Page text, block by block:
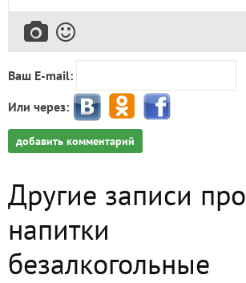
Ваш E-mail:
Или через:
добавить комментарий
Другие записи про
напитки
безалкогольные